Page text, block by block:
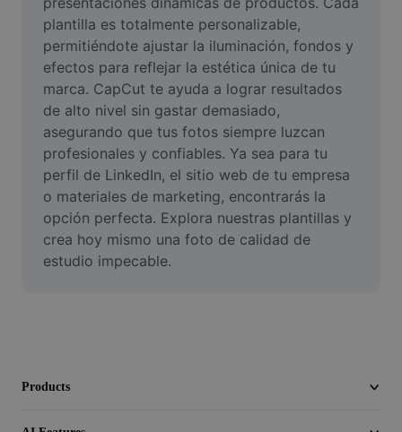
Video
Remove video BG
Enhance quality
Video Editor
Trim Video
Add Subtitles To Video
Video Converter
plantilla es totalmente personalizable,
permitiéndote ajustar la iluminación, fondos y
efectos para reflejar la estética única de tu
marca. CapCut te ayuda a lograr resultados
de alto nivel sin gastar demasiado,
asegurando que tus fotos siempre luzcan
profesionales y confiables. Ya sea para tu
perfil de LinkedIn, el sitio web de tu empresa
o materiales de marketing, encontrarás la
opción perfecta. Explora nuestras plantillas y
crea hoy mismo una foto de calidad de
estudio impecable.
Products